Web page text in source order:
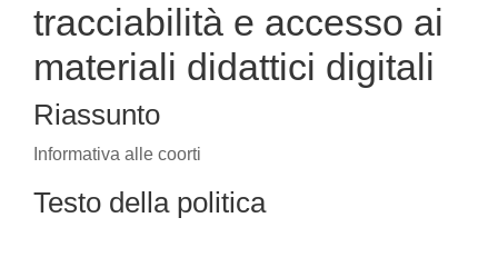
tracciabilità e accesso ai
materiali didattici digitali
Riassunto
Informativa alle coorti
Testo della politica